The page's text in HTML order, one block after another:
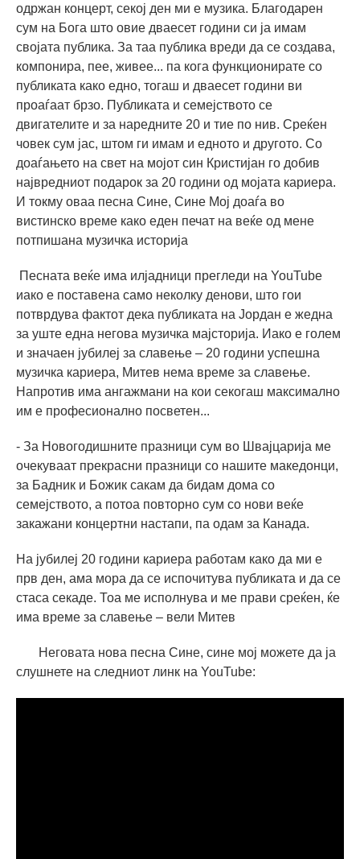
одржан концерт, секој ден ми е музика. Благодарен
сум на Бога што овие дваесет години си ја имам
својата публика. За таа публика вреди да се создава,
компонира, пее, живее... па кога функционирате со
публиката како едно, тогаш и дваесет години ви
проаѓаат брзо. Публиката и семејството се
двигателите и за наредните 20 и тие по нив. Среќен
човек сум јас, штом ги имам и едното и другото. Со
доаѓањето на свет на мојот син Кристијан го добив
највредниот подарок за 20 години од мојата кариера.
И токму оваа песна Сине, Сине Мој доаѓа во
вистинско време како еден печат на веќе од мене
потпишана музичка историја
Песната веќе има илјадници прегледи на YouTube
иако е поставена само неколку денови, што гои
потврдува фактот дека публиката на Јордан е жедна
за уште една негова музичка мајсторија. Иако е голем
и значаен јубилеј за славење – 20 години успешна
музичка кариера, Митев нема време за славење.
Напротив има ангажмани на кои секогаш максимално
им е професионално посветен...
- За Новогодишните празници сум во Швајцарија ме
очекуваат прекрасни празници со нашите македонци,
за Бадник и Божик сакам да бидам дома со
семејството, а потоа повторно сум со нови веќе
закажани концертни настапи, па одам за Канада.
На јубилеј 20 години кариера работам како да ми е
прв ден, ама мора да се испочитува публиката и да се
стаса секаде. Тоа ме исполнува и ме прави среќен, ќе
има време за славење – вели Митев
Неговата нова песна Сине, сине мој можете да ја
слушнете на следниот линк на YouTube: